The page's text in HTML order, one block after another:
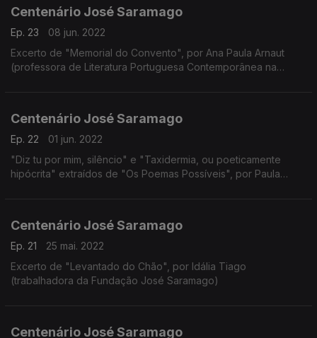
Centenário José Saramago
Ep. 23
08 jun. 2022
Excerto de "Memorial do Convento", por Ana Paula Arnaut
(professora de Literatura Portuguesa Contemporânea na
Centenário José Saramago
Ep. 22
01 jun. 2022
"Diz tu por mim, silêncio" e "Taxidermia, ou poeticamente
hipócrita" extraídos de "Os Poemas Possíveis", por Paula
Centenário José Saramago
Ep. 21
25 mai. 2022
Excerto de "Levantado do Chão", por Idália Tiago
(trabalhadora da Fundação José Saramago)
Centenário José Saramago